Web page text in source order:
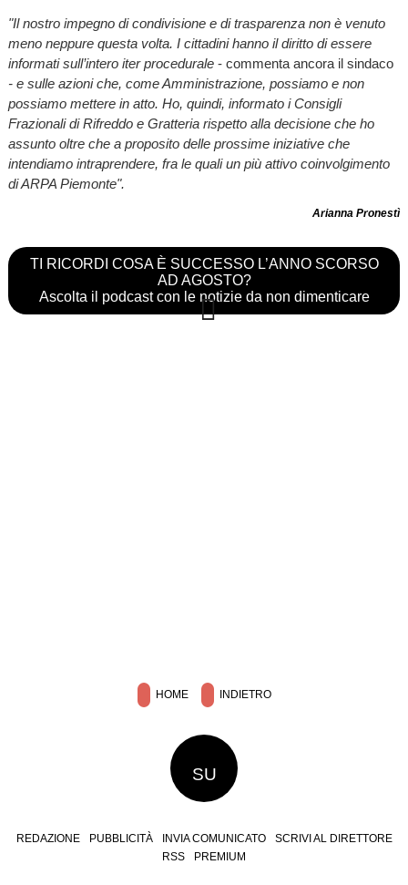
"Il nostro impegno di condivisione e di trasparenza non è venuto
meno neppure questa volta. I cittadini hanno il diritto di essere
informati sull’intero iter procedurale- commenta ancora il sindaco
- e sulle azioni che, come Amministrazione, possiamo e non
possiamo mettere in atto. Ho, quindi, informato i Consigli
Frazionali di Rifreddo e Gratteria rispetto alla decisione che ho
assunto oltre che a proposito delle prossime iniziative che
intendiamo intraprendere, fra le quali un più attivo coinvolgimento
di ARPA Piemonte".
Arianna Pronestì
TI RICORDI COSA È SUCCESSO L’ANNO SCORSO
AD AGOSTO?
Ascolta il podcast con le notizie da non dimenticare
HOME INDIETRO
SU
REDAZIONE PUBBLICITÀ INVIA COMUNICATO
SCRIVI AL DIRETTORE
RSS
PREMIUM